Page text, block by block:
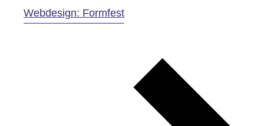
Webdesign: Formfest